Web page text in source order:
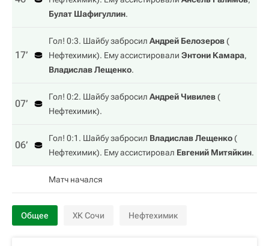
Булат Шафигуллин.
17‎’‎
Гол! 0:3. Шайбу забросил Андрей Белозеров(
Нефтехимик). Ему ассистировали Энтони Камара,
Владислав Лещенко.
07‎’‎
Гол! 0:2. Шайбу забросил Андрей Чивилев(
Нефтехимик).
06‎’‎
Гол! 0:1. Шайбу забросил Владислав Лещенко(
Нефтехимик). Ему ассистировал Евгений Митяйкин.
Матч начался
Общее ХК Сочи Нефтехимик